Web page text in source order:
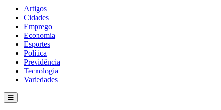
Artigos
Cidades
Emprego
Economia
Esportes
Política
Previdência
Tecnologia
Variedades